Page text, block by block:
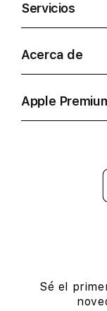
Servicios
Acerca de
Apple
Sé el